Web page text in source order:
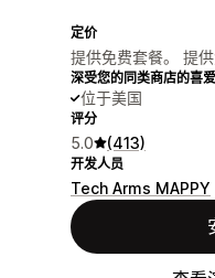
定价
提供免费套餐。 提供
深受您的同类商店的喜爱
位于美国
评分
5.0 (413)
开发人员
Tech Arms MAPPY